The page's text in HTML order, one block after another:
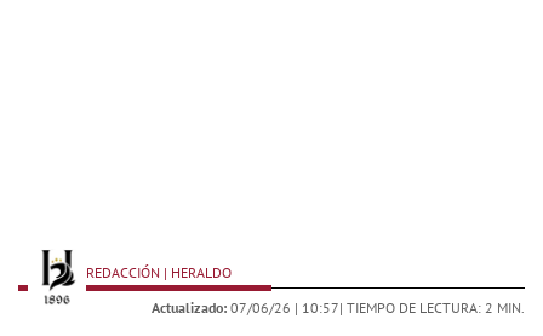
REDACCIÓN | HERALDO
Actualizado: 07/06/26 | 10:57| TIEMPO DE LECTURA: 2 MIN.